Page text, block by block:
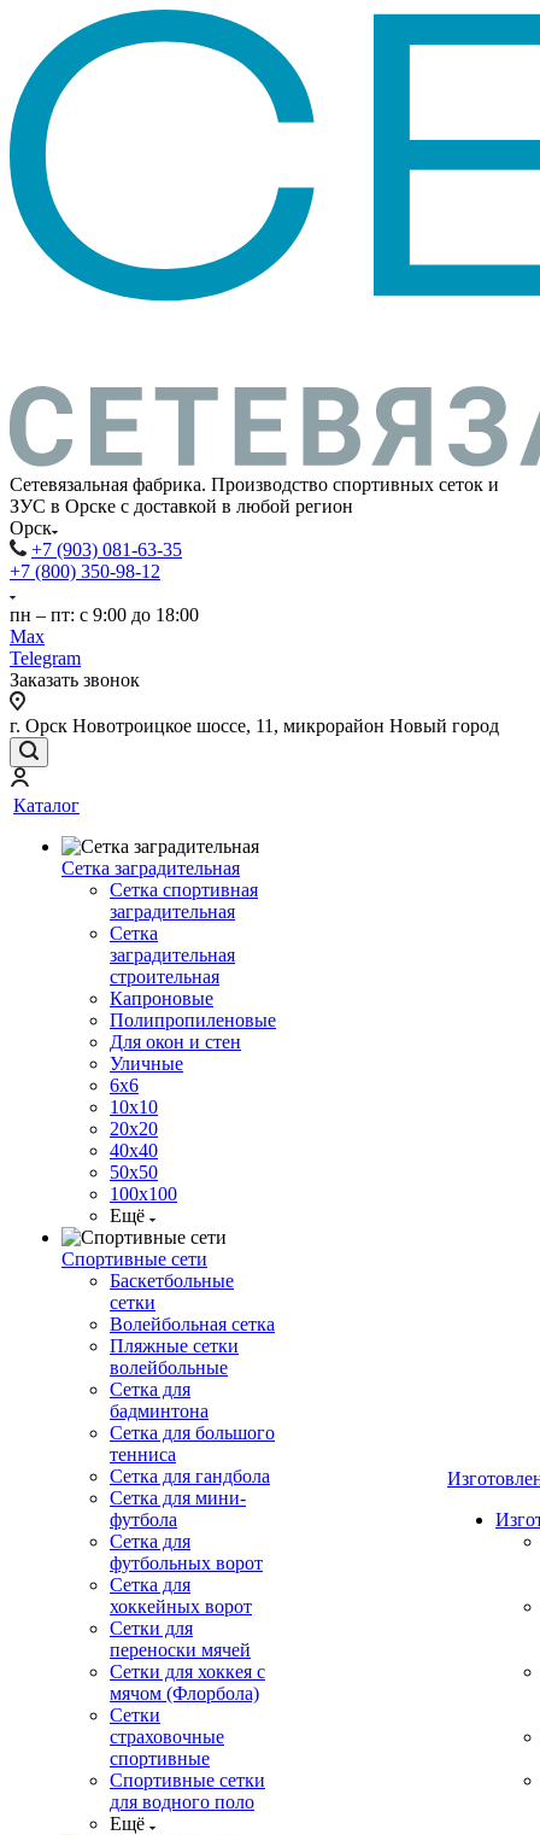
Сетевязальная фабрика. Производство спортивных сеток и
ЗУС в Орске с доставкой в любой регион
Орск
+7 (903) 081-63-35
+7 (800) 350-98-12
пн – пт: с 9:00 до 18:00
Max
Telegram
Заказать звонок
г. Орск Новотроицкое шоссе, 11, микрорайон Новый город
Каталог
Сетка заградительная
Сетка спортивная
заградительная
Сетка
заградительная
строительная
Капроновые
Полипропиленовые
Для окон и стен
Уличные
6х6
10х10
20х20
40х40
50х50
100х100
Ещё
Спортивные сети
Баскетбольные
сетки
Волейбольная сетка
Пляжные сетки
волейбольные
Сетка для
бадминтона
Сетка для большого
тенниса
Сетка для гандбола
Сетка для мини-
футбола
Сетка для
футбольных ворот
Сетка для
хоккейных ворот
Сетки для
переноски мячей
Сетки для хоккея с
мячом (Флорбола)
Сетки
страховочные
спортивные
Спортивные сетки
для водного поло
Ещё